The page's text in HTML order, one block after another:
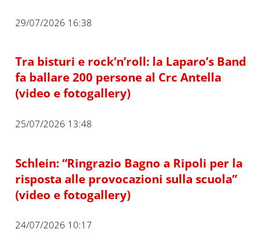
29/07/2026 16:38
Tra bisturi e rock’n’roll: la Laparo’s Band
fa ballare 200 persone al Crc Antella
(video e fotogallery)
25/07/2026 13:48
Schlein: “Ringrazio Bagno a Ripoli per la
risposta alle provocazioni sulla scuola”
(video e fotogallery)
24/07/2026 10:17